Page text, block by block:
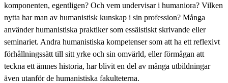
komponenten, egentligen? Och vem undervisar i humaniora? Vilken
nytta har man av humanistisk kunskap i sin profession? Många
använder humanistiska praktiker som essäistiskt skrivande eller
seminariet. Andra humanistiska kompetenser som att ha ett reflexivt
förhållningssätt till sitt yrke och sin omvärld, eller förmågan att
teckna ett ämnes historia, har blivit en del av många utbildningar
även utanför de humanistiska fakulteterna.